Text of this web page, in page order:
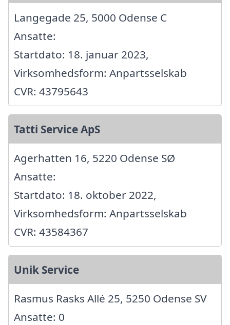
Langegade 25, 5000 Odense C
Ansatte:
Startdato: 18. januar 2023,
Virksomhedsform: Anpartsselskab
CVR: 43795643
Tatti Service ApS
Agerhatten 16, 5220 Odense SØ
Ansatte:
Startdato: 18. oktober 2022,
Virksomhedsform: Anpartsselskab
CVR: 43584367
Unik Service
Rasmus Rasks Allé 25, 5250 Odense SV
Ansatte: 0